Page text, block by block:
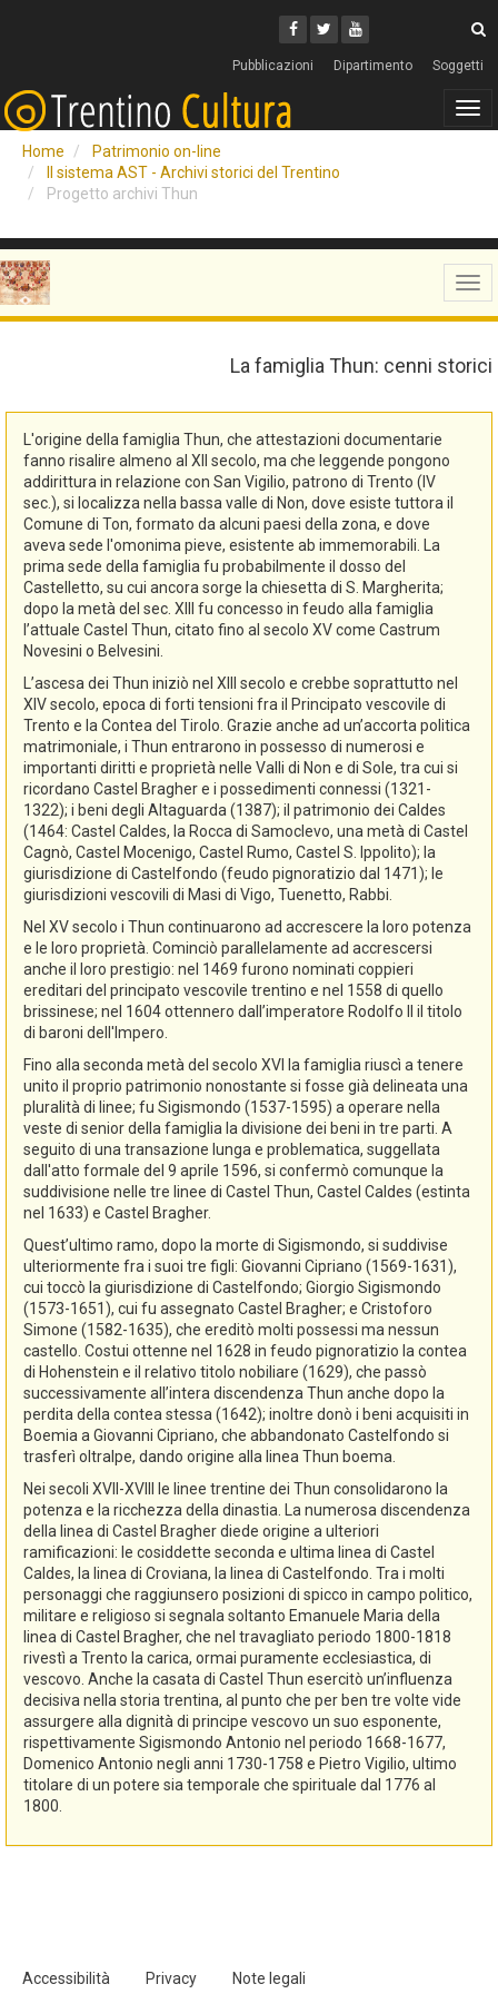
Facebook
Twitter
Youtube
Pubblicazioni Dipartimento Soggetti
Home
Patrimonio on-line
Il sistema AST - Archivi storici del Trentino
Progetto archivi Thun
La famiglia Thun: cenni storici
L'origine della famiglia Thun, che attestazioni documentarie
fanno risalire almeno al XII secolo, ma che leggende pongono
addirittura in relazione con San Vigilio, patrono di Trento (IV
sec.), si localizza nella bassa valle di Non, dove esiste tuttora il
Comune di Ton, formato da alcuni paesi della zona, e dove
aveva sede l'omonima pieve, esistente ab immemorabili. La
prima sede della famiglia fu probabilmente il dosso del
Castelletto, su cui ancora sorge la chiesetta di S. Margherita;
dopo la metà del sec. XIII fu concesso in feudo alla famiglia
l’attuale Castel Thun, citato fino al secolo XV come Castrum
Novesini o Belvesini.
L’ascesa dei Thun iniziò nel XIII secolo e crebbe soprattutto nel
XIV secolo, epoca di forti tensioni fra il Principato vescovile di
Trento e la Contea del Tirolo. Grazie anche ad un’accorta politica
matrimoniale, i Thun entrarono in possesso di numerosi e
importanti diritti e proprietà nelle Valli di Non e di Sole, tra cui si
ricordano Castel Bragher e i possedimenti connessi (1321-
1322); i beni degli Altaguarda (1387); il patrimonio dei Caldes
(1464: Castel Caldes, la Rocca di Samoclevo, una metà di Castel
Cagnò, Castel Mocenigo, Castel Rumo, Castel S. Ippolito); la
giurisdizione di Castelfondo (feudo pignoratizio dal 1471); le
giurisdizioni vescovili di Masi di Vigo, Tuenetto, Rabbi.
Nel XV secolo i Thun continuarono ad accrescere la loro potenza
e le loro proprietà. Cominciò parallelamente ad accrescersi
anche il loro prestigio: nel 1469 furono nominati coppieri
ereditari del principato vescovile trentino e nel 1558 di quello
brissinese; nel 1604 ottennero dall’imperatore Rodolfo II il titolo
di baroni dell'Impero.
Fino alla seconda metà del secolo XVI la famiglia riuscì a tenere
unito il proprio patrimonio nonostante si fosse già delineata una
pluralità di linee; fu Sigismondo (1537-1595) a operare nella
veste di senior della famiglia la divisione dei beni in tre parti. A
seguito di una transazione lunga e problematica, suggellata
dall'atto formale del 9 aprile 1596, si confermò comunque la
suddivisione nelle tre linee di Castel Thun, Castel Caldes (estinta
nel 1633) e Castel Bragher.
Quest’ultimo ramo, dopo la morte di Sigismondo, si suddivise
ulteriormente fra i suoi tre figli: Giovanni Cipriano (1569-1631),
cui toccò la giurisdizione di Castelfondo; Giorgio Sigismondo
(1573-1651), cui fu assegnato Castel Bragher; e Cristoforo
Simone (1582-1635), che ereditò molti possessi ma nessun
castello. Costui ottenne nel 1628 in feudo pignoratizio la contea
di Hohenstein e il relativo titolo nobiliare (1629), che passò
successivamente all’intera discendenza Thun anche dopo la
perdita della contea stessa (1642); inoltre donò i beni acquisiti in
Boemia a Giovanni Cipriano, che abbandonato Castelfondo si
trasferì oltralpe, dando origine alla linea Thun boema.
Nei secoli XVII-XVIII le linee trentine dei Thun consolidarono la
potenza e la ricchezza della dinastia. La numerosa discendenza
della linea di Castel Bragher diede origine a ulteriori
ramificazioni: le cosiddette seconda e ultima linea di Castel
Caldes, la linea di Croviana, la linea di Castelfondo. Tra i molti
personaggi che raggiunsero posizioni di spicco in campo politico,
militare e religioso si segnala soltanto Emanuele Maria della
linea di Castel Bragher, che nel travagliato periodo 1800-1818
rivestì a Trento la carica, ormai puramente ecclesiastica, di
vescovo. Anche la casata di Castel Thun esercitò un’influenza
decisiva nella storia trentina, al punto che per ben tre volte vide
assurgere alla dignità di principe vescovo un suo esponente,
rispettivamente Sigismondo Antonio nel periodo 1668-1677,
Domenico Antonio negli anni 1730-1758 e Pietro Vigilio, ultimo
titolare di un potere sia temporale che spirituale dal 1776 al
1800.
Accessibilità Privacy Note legali